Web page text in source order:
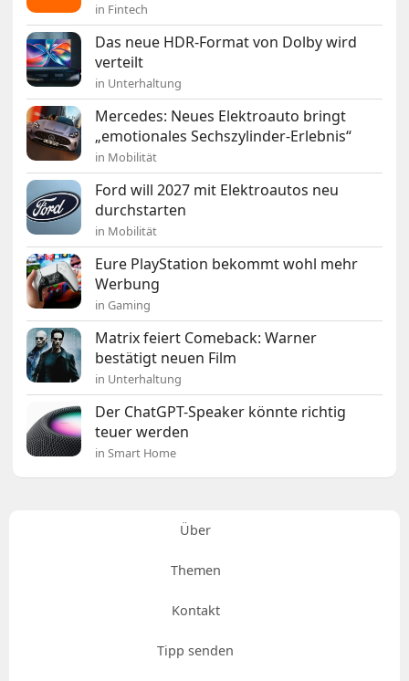
in Fintech
Das neue HDR-Format von Dolby wird
verteilt
in Unterhaltung
Mercedes: Neues Elektroauto bringt
„emotionales Sechszylinder-Erlebnis“
in Mobilität
Ford will 2027 mit Elektroautos neu
durchstarten
in Mobilität
Eure PlayStation bekommt wohl mehr
Werbung
in Gaming
Matrix feiert Comeback: Warner
bestätigt neuen Film
in Unterhaltung
Der ChatGPT-Speaker könnte richtig
teuer werden
in Smart Home
Über
Themen
Kontakt
Tipp senden